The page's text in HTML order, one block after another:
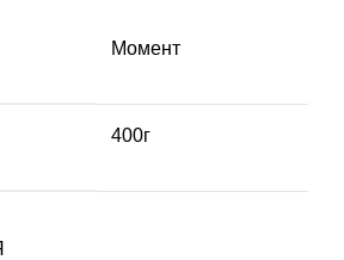
Момент
400г